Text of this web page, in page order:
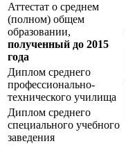
Аттестат о среднем
(полном) общем
образовании,
полученный до 2015
года
Диплом среднего
профессионально-
технического училища
Диплом среднего
специального учебного
заведения